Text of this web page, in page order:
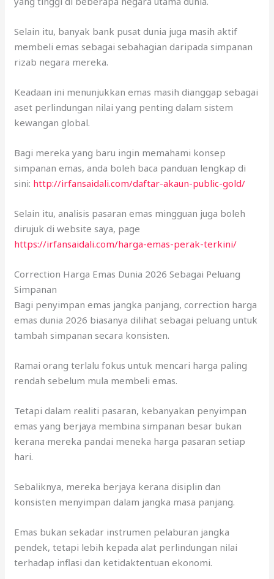
Selain itu, banyak bank pusat dunia juga masih aktif
membeli emas sebagai sebahagian daripada simpanan
rizab negara mereka.
Keadaan ini menunjukkan emas masih dianggap sebagai
aset perlindungan nilai yang penting dalam sistem
kewangan global.
Bagi mereka yang baru ingin memahami konsep
simpanan emas, anda boleh baca panduan lengkap di
sini: http://irfansaidali.com/daftar-akaun-public-gold/
Selain itu, analisis pasaran emas mingguan juga boleh
dirujuk di website saya, page
https://irfansaidali.com/harga-emas-perak-terkini/
Correction Harga Emas Dunia 2026 Sebagai Peluang
Simpanan
Bagi penyimpan emas jangka panjang, correction harga
emas dunia 2026 biasanya dilihat sebagai peluang untuk
tambah simpanan secara konsisten.
Ramai orang terlalu fokus untuk mencari harga paling
rendah sebelum mula membeli emas.
Tetapi dalam realiti pasaran, kebanyakan penyimpan
emas yang berjaya membina simpanan besar bukan
kerana mereka pandai meneka harga pasaran setiap
hari.
Sebaliknya, mereka berjaya kerana disiplin dan
konsisten menyimpan dalam jangka masa panjang.
Emas bukan sekadar instrumen pelaburan jangka
pendek, tetapi lebih kepada alat perlindungan nilai
terhadap inflasi dan ketidaktentuan ekonomi.